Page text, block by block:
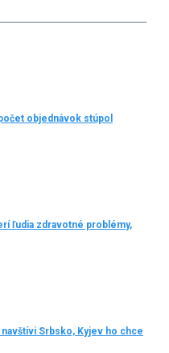
objednávok stúpol
ľudia zdravotné problémy,
Srbsko, Kyjev ho chce